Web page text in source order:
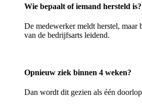
Wie bepaalt of iemand hersteld is?
De medewerker meldt herstel,
van de bedrijfsarts leidend.
Opnieuw ziek binnen 4 weken?
Dan wordt dit gezien als één